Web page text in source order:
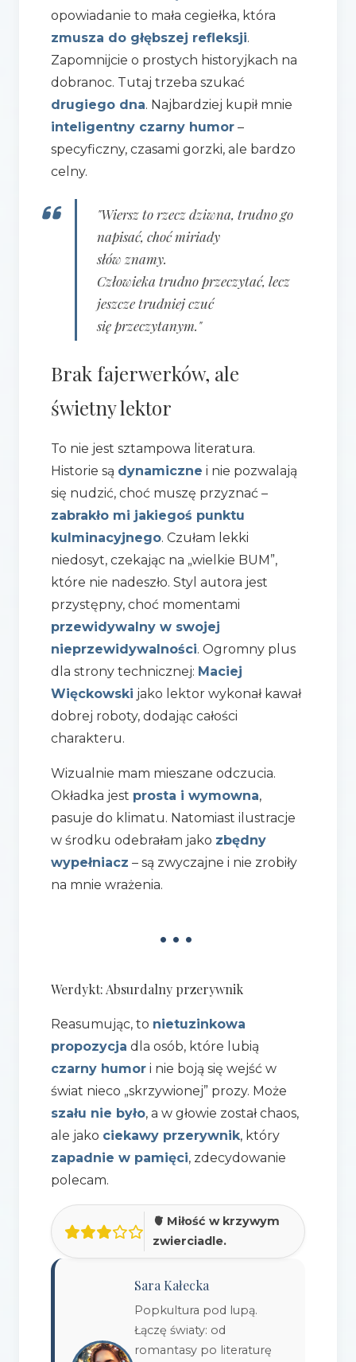
opowiadanie to mała cegiełka, która
zmusza do głębszej refleksji.
Zapomnijcie o prostych historyjkach na
dobranoc. Tutaj trzeba szukać
drugiego dna. Najbardziej kupił mnie
inteligentny czarny humor–
specyficzny, czasami gorzki, ale bardzo
celny.
"Wiersz to rzecz dziwna, trudno go
napisać, choć miriady
słów znamy.
Człowieka trudno przeczytać, lecz
jeszcze trudniej czuć
się przeczytanym."
Brak fajerwerków, ale
świetny lektor
To nie jest sztampowa literatura.
Historie są dynamiczne i nie pozwalają
się nudzić, choć muszę przyznać –
zabrakło mi jakiegoś punktu
kulminacyjnego. Czułam lekki
niedosyt, czekając na „wielkie BUM”,
które nie nadeszło. Styl autora jest
przystępny, choć momentami
przewidywalny w swojej
nieprzewidywalności. Ogromny plus
dla strony technicznej: Maciej
Więckowski jako lektor wykonał kawał
dobrej roboty, dodając całości
charakteru.
Wizualnie mam mieszane odczucia.
Okładka jest prosta i wymowna,
pasuje do klimatu. Natomiast ilustracje
w środku odebrałam jako zbędny
wypełniacz – są zwyczajne i nie zrobiły
na mnie wrażenia.
•••
Werdykt: Absurdalny przerywnik
Reasumując, to nietuzinkowa
propozycja dla osób, które lubią
czarny humori nie boją się wejść w
świat nieco „skrzywionej” prozy. Może
szału nie było, a w głowie został chaos,
ale jako ciekawy przerywnik, który
zapadnie w pamięci, zdecydowanie
polecam.
🫀 Miłość w krzywym
zwierciadle.
Sara Kałecka
Popkultura pod lupą.
Łączę światy: od
romantasy po literaturę